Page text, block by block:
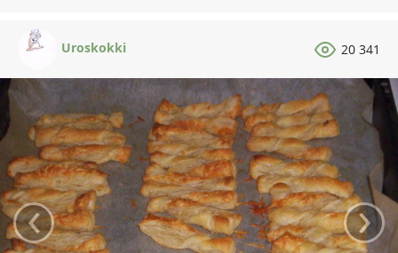
Uroskokki 20 341
‹ ›